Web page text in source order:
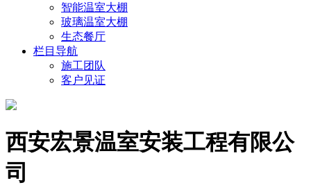
智能温室大棚
玻璃温室大棚
生态餐厅
栏目导航
施工团队
客户见证
西安宏景温室安装工程有限公
司